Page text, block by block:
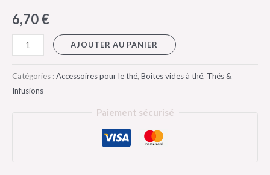
6,70€
AJOUTER AU PANIER
Catégories :Accessoires pour le thé, Boîtes vides à thé, Thés &
Infusions
Paiement sécurisé